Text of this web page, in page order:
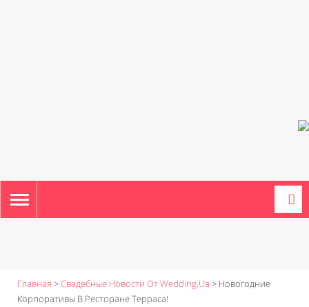
TOGGLE
NAVIGATION
Главная >Свадебные Новости От Wedding.ua > Новогодние
Корпоративы В Ресторане Терраса!